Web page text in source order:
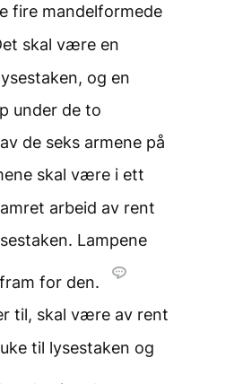
fire mandelformede
skal være en
og en
under de to
de seks armene på
skal være i ett
arbeid av rent
Lampene
for den.
til, skal være av rent
til lysestaken og